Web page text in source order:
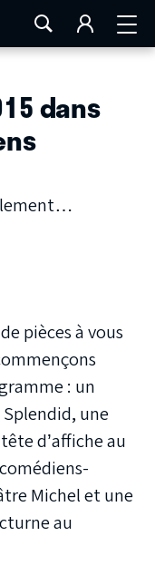
LA ROCHELLE
dans
pièces à vous
: un
une
d’affiche au
Michel et une
au